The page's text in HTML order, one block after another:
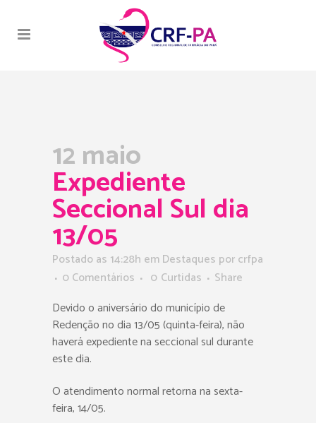
12 maio
Expediente
Seccional Sul dia
13/05
Postado as 14:28h emDestaques porcrfpa
0 Comentários
0 Curtidas
Share
Devido o aniversário do município de
Redenção no dia 13/05 (quinta-feira), não
haverá expediente na seccional sul durante
este dia.
O atendimento normal retorna na sexta-
feira, 14/05.